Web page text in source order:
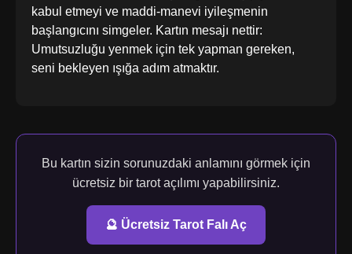
kabul etmeyi ve maddi-manevi iyileşmenin
başlangıcını simgeler. Kartın mesajı nettir:
Umutsuzluğu yenmek için tek yapman gereken,
seni bekleyen ışığa adım atmaktır.
Bu kartın sizin sorunuzdaki anlamını görmek için
ücretsiz bir tarot açılımı yapabilirsiniz.
🔮 Ücretsiz Tarot Falı Aç